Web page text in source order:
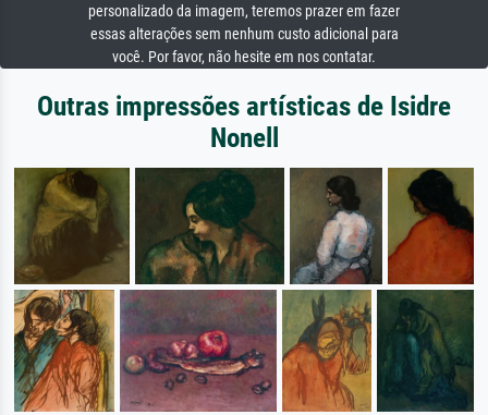
personalizado da imagem, teremos prazer em fazer
essas alterações sem nenhum custo adicional para
você. Por favor, não hesite em nos contatar.
Outras impressões artísticas de Isidre
Nonell